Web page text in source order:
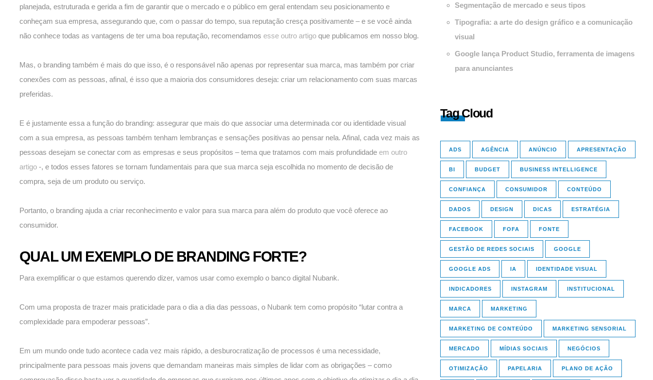
planejada, estruturada e gerida a fim de garantir que o mercado e o público em geral entendam seu posicionamento e
conheçam sua empresa, assegurando que, com o passar do tempo, sua reputação cresça positivamente – e se você ainda
não conhece todas as vantagens de ter uma boa reputação, recomendamos esse outro artigo que publicamos em nosso blog.
Mas, o branding também é mais do que isso, é o responsável não apenas por representar sua marca, mas também por criar
conexões com as pessoas, afinal, é isso que a maioria dos consumidores deseja: criar um relacionamento com suas marcas
preferidas.
E é justamente essa a função do branding: assegurar que mais do que associar uma determinada cor ou identidade visual
com a sua empresa, as pessoas também tenham lembranças e sensações positivas ao pensar nela. Afinal, cada vez mais as
pessoas desejam se conectar com as empresas e seus propósitos – tema que tratamos com mais profundidade em outro
artigo -, e todos esses fatores se tornam fundamentais para que sua marca seja escolhida no momento de decisão de
compra, seja de um produto ou serviço.
Portanto, o branding ajuda a criar reconhecimento e valor para sua marca para além do produto que você oferece ao
consumidor.
QUAL UM EXEMPLO DE BRANDING FORTE?
Para exemplificar o que estamos querendo dizer, vamos usar como exemplo o banco digital Nubank.
Com uma proposta de trazer mais praticidade para o dia a dia das pessoas, o Nubank tem como propósito “lutar contra a
complexidade para empoderar pessoas”.
Em um mundo onde tudo acontece cada vez mais rápido, a desburocratização de processos é uma necessidade,
principalmente para pessoas mais jovens que demandam maneiras mais simples de lidar com as obrigações – como
Segmentação de mercado e seus tipos
Tipografia: a arte do design gráfico e a comunicação
visual
Google lança Product Studio, ferramenta de imagens
para anunciantes
Tag Cloud
ADS AGÊNCIA ANÚNCIO APRESENTAÇÃO
BI BUDGET BUSINESS INTELLIGENCE
CONFIANÇA CONSUMIDOR CONTEÚDO
DADOS DESIGN DICAS ESTRATÉGIA
FACEBOOK FOFA FONTE
GESTÃO DE REDES SOCIAIS GOOGLE
GOOGLE ADS IA IDENTIDADE VISUAL
INDICADORES INSTAGRAM INSTITUCIONAL
MARCA MARKETING
MARKETING DE CONTEÚDO MARKETING SENSORIAL
MERCADO MÍDIAS SOCIAIS NEGÓCIOS
OTIMIZAÇÃO PAPELARIA PLANO DE AÇÃO